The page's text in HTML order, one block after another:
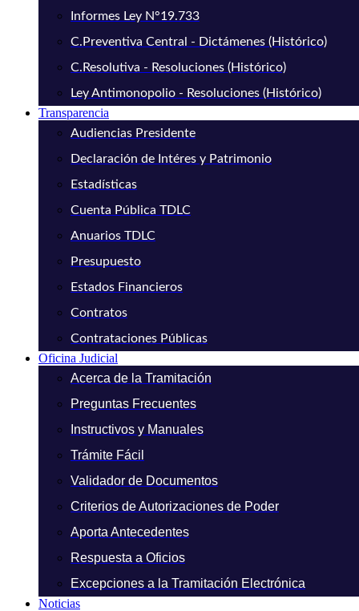
Informes Ley N°19.733
C.Preventiva Central - Dictámenes (Histórico)
C.Resolutiva - Resoluciones (Histórico)
Ley Antimonopolio - Resoluciones (Histórico)
Transparencia
Audiencias Presidente
Declaración de Intéres y Patrimonio
Estadísticas
Cuenta Pública TDLC
Anuarios TDLC
Presupuesto
Estados Financieros
Contratos
Contrataciones Públicas
Oficina Judicial
Acerca de la Tramitación
Preguntas Frecuentes
Instructivos y Manuales
Trámite Fácil
Validador de Documentos
Criterios de Autorizaciones de Poder
Aporta Antecedentes
Respuesta a Oficios
Excepciones a la Tramitación Electrónica
Noticias